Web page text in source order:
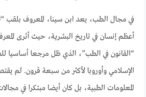
في مجال الطب، يعد ابن سينا، المعروف بلقب
أعظم إنسان في تاريخ البشرية، حيث أثرى
“القانون في الطب”، الذي ظل مرجعا أساسيا
الإسلامي وأوروبا لأكثر من سبعة قرون. لم
المعلومات الطبية، بل كان أيضا مبتكرا في